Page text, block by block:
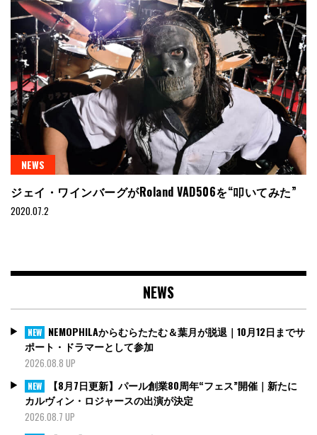
NEWS
ジェイ・ワインバーグがRoland VAD506を“叩いてみた”
2020.07.2
NEWS
NEW NEMOPHILAからむらたたむ＆葉月が脱退｜10月12日までサ
ポート・ドラマーとして参加
2026.08.8 UP
NEW
【8月7日更新】パール創業80周年“フェス”開催｜新たに
カルヴィン・ロジャースの出演が決定
2026.08.7 UP